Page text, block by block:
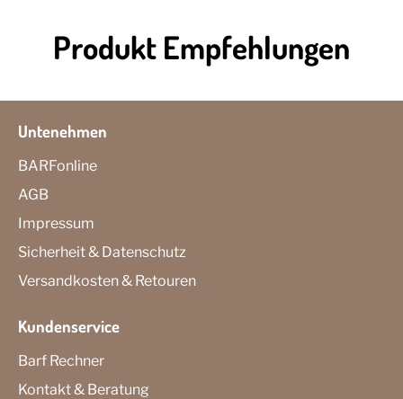
Produkt Empfehlungen
Untenehmen
BARFonline
AGB
Impressum
Sicherheit & Datenschutz
Versandkosten & Retouren
Kundenservice
Barf Rechner
Kontakt & Beratung